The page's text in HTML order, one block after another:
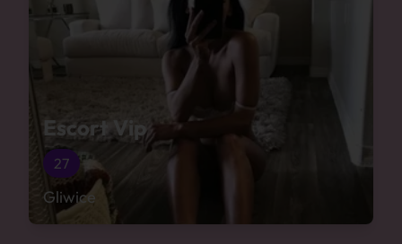
Escort Vip
27
Gliwice